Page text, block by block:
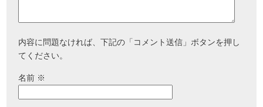
内容に問題なければ、下記の「コメント送信」ボタンを押し
てください。
名前 ※